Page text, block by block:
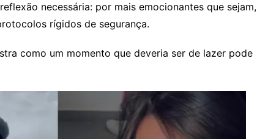
necessária: por mais emocionantes que sejam,
rígidos de segurança.
como um momento que deveria ser de lazer pode